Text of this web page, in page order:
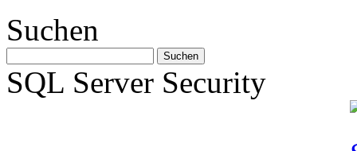
Suchen
SQL Server Security